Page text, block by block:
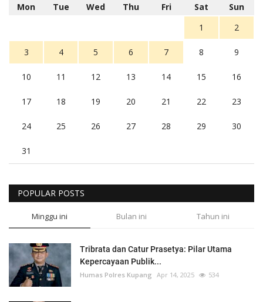
Mon Tue Wed Thu Fri Sat
Sun
1
2
3 4 5 6 7 8 9
10 11 12 13 14 15 16
17 18 19 20 21 22 23
24 25 26 27 28 29 30
31
POPULAR POSTS
Minggu ini Bulan ini Tahun ini
Tribrata dan Catur Prasetya: Pilar Utama
Kepercayaan Publik...
Humas Polres Kupang Apr 14, 2025 534